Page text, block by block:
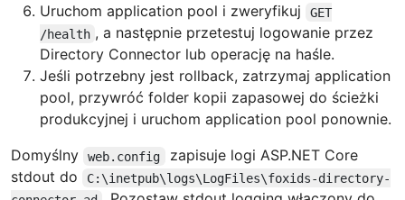
Uruchom application pool i zweryfikuj
GET
/health , a następnie przetestuj logowanie przez
Directory Connector lub operację na haśle.
Jeśli potrzebny jest rollback, zatrzymaj application
pool, przywróć folder kopii zapasowej do ścieżki
produkcyjnej i uruchom application pool ponownie.
Domyślny
web.config
zapisuje logi ASP.NET Core
stdout do
C:\inetpub\logs\LogFiles\foxids-directory-